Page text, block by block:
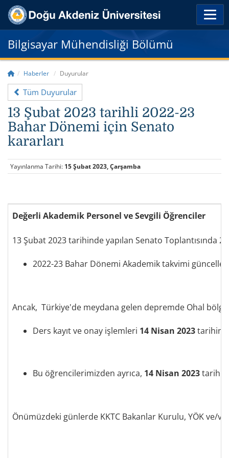
Bilgisayar Mühendisliği Bölümü
Haberler Duyurular
Tüm Duyurular
13 Şubat 2023 tarihli 2022-23
Bahar Dönemi için Senato
kararları
Yayınlanma Tarihi: 15 Şubat 2023, Çarşamba
Değerli Akademik Personel ve Sevgili Öğrenciler
13 Şubat 2023 tarihinde yapılan Senato Toplantısında
2022-23 Bahar Dönemi Akademik takvimi
Ancak, Türkiye'de meydana gelen depremde Ohal
Ders kayıt ve onay işlemleri 14 Nisan 2023tarihine
Bu öğrencilerimizden ayrıca, 14 Nisan 2023
Önümüzdeki günlerde KKTC Bakanlar Kurulu, YÖK ve/